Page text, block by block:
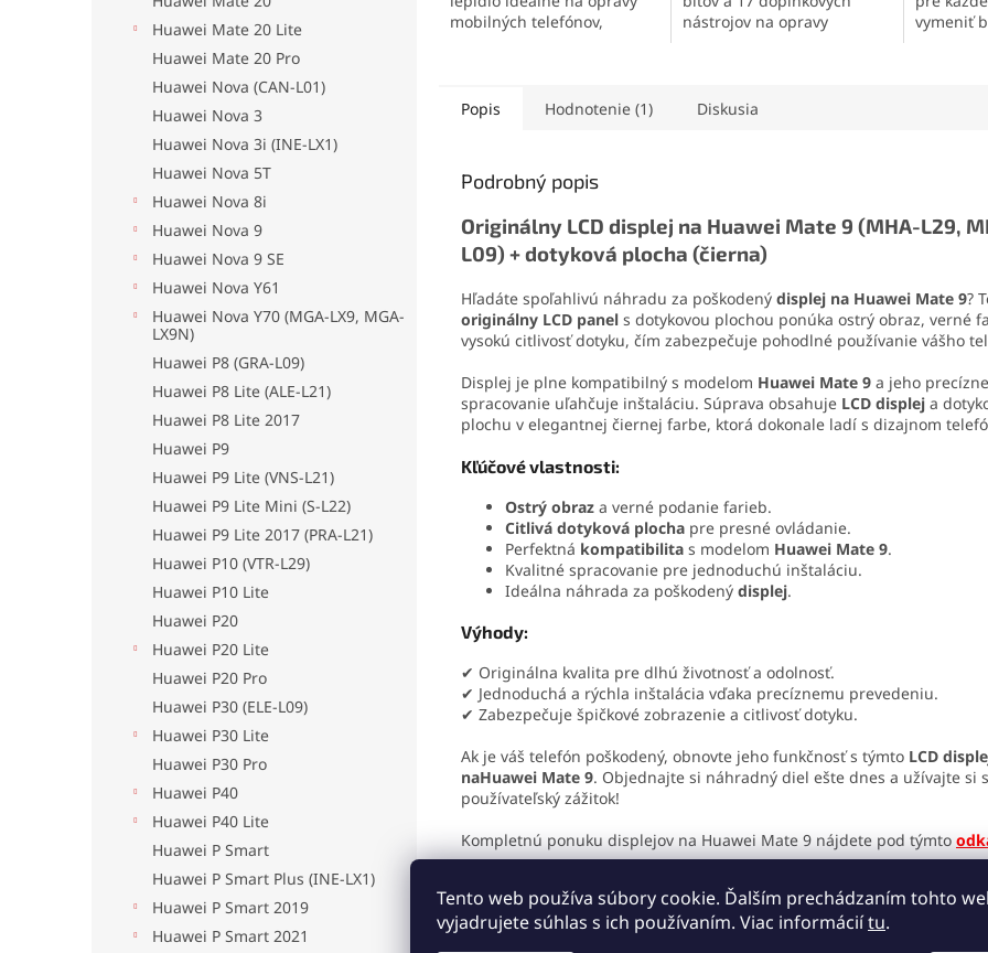
Tento web používa súbory cookie. Ďalším prechádzaním tohto
vyjadrujete súhlas s ich používaním. Viac informáciítu.
Huawei Mate 20 Lite
Huawei Mate 20 Pro
Huawei Nova (CAN-L01)
Huawei Nova 3
Huawei Nova 3i (INE-LX1)
Huawei Nova 5T
Huawei Nova 8i
Huawei Nova 9
Huawei Nova 9 SE
Huawei Nova Y61
Huawei Nova Y70 (MGA-LX9, MGA-
LX9N)
Huawei P8 (GRA-L09)
Huawei P8 Lite (ALE-L21)
Huawei P8 Lite 2017
Huawei P9
Huawei P9 Lite (VNS-L21)
Huawei P9 Lite Mini (S-L22)
Huawei P9 Lite 2017 (PRA-L21)
Huawei P10 (VTR-L29)
Huawei P10 Lite
Huawei P20
Huawei P20 Lite
Huawei P20 Pro
Huawei P30 (ELE-L09)
Huawei P30 Lite
Huawei P30 Pro
Huawei P40
Huawei P40 Lite
Huawei P Smart
Huawei P Smart Plus (INE-LX1)
Huawei P Smart 2019
Huawei P Smart 2021
mobilných telefónov,
odoláva otrasom, vode aj
drobné súčiastky.
nástrojov na opravy
bity, flexibilné predlžovače
vymeniť
Popis Hodnotenie (1) Diskusia
Podrobný popis
Originálny LCD displej na Huawei Mate 9 (MHA-L29,
L09) + dotyková plocha (čierna)
Hľadáte spoľahlivú náhradu za poškodený displej na Huawei Mate 9?
originálny LCD panel s dotykovou plochou ponúka ostrý obraz, verné
vysokú citlivosť dotyku, čím zabezpečuje pohodlné používanie vášho
Displej je plne kompatibilný s modelom Huawei Mate 9 a jeho precízne
spracovanie uľahčuje inštaláciu. Súprava obsahuje LCD displej a
plochu v elegantnej čiernej farbe, ktorá dokonale ladí s dizajnom
Kľúčové vlastnosti:
Ostrý obraz a verné podanie farieb.
Citlivá dotyková plocha pre presné ovládanie.
Perfektná kompatibilita s modelom Huawei Mate 9.
Kvalitné spracovanie pre jednoduchú inštaláciu.
Ideálna náhrada za poškodený displej.
Výhody:
✔ Originálna kvalita pre dlhú životnosť a odolnosť.
✔ Jednoduchá a rýchla inštalácia vďaka precíznemu prevedeniu.
✔ Zabezpečuje špičkové zobrazenie a citlivosť dotyku.
Ak je váš telefón poškodený, obnovte jeho funkčnosť s týmto LCD
naHuawei Mate 9. Objednajte si náhradný diel ešte dnes a užívajte si
používateľský zážitok!
Kompletnú ponuku displejov na Huawei Mate 9 nájdete pod týmto
Montáž: